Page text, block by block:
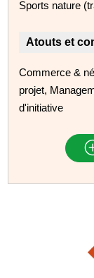
Sports nature
Atouts et
Commerce &
projet,
d'initiative